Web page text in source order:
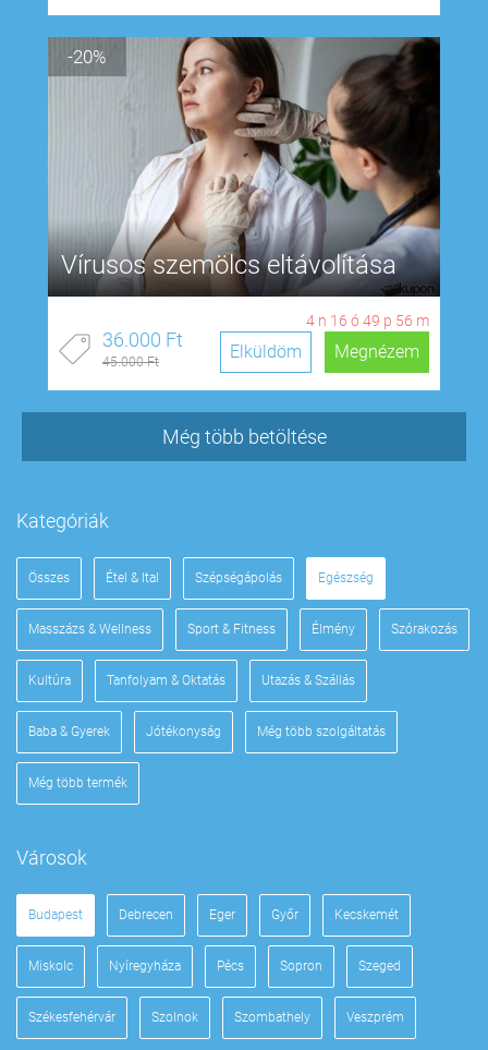
-20%
Vírusos szemölcs eltávolítása
4 n 16 ó49 p 55 m
36.000 Ft
45.000 Ft Megnézem
Elküldöm
Még több betöltése
Kategóriák
Összes Étel & Ital Szépségápolás Egészség
Masszázs & Wellness Sport & Fitness Élmény Szórakozás
Kultúra Tanfolyam & Oktatás Utazás & Szállás
Baba & Gyerek Jótékonyság Még több szolgáltatás
Még több termék
Városok
Budapest Debrecen Eger Győr Kecskemét
Miskolc Nyíregyháza Pécs Sopron Szeged
Székesfehérvár Szolnok Szombathely Veszprém